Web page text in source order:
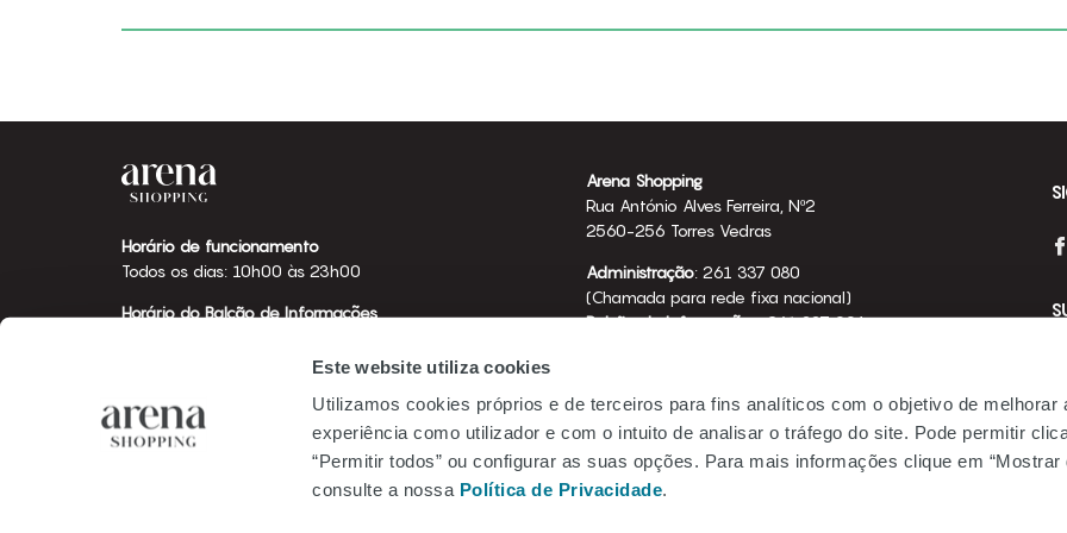
Este website utiliza cookies
Utilizamos cookies próprios e de terceiros para fins analíticos com o objetivo de melhorar
experiência como utilizador e com o intuito de analisar o tráfego do site. Pode permitir
“Permitir todos” ou configurar as suas opções. Para mais informações clique em “Mostrar
consulte a nossa Política de Privacidade.
Horário de funcionamento
Todos os dias: 10h00 às 23h00
Horário do Balcão de Informações
Arena Shopping
Rua António Alves Ferreira, Nº2
2560-256 Torres Vedras
Administração: 261 337 080
(Chamada para rede fixa nacional)
Balcão de Informações: 261 337 094
Emprego
Be.Mundicenter